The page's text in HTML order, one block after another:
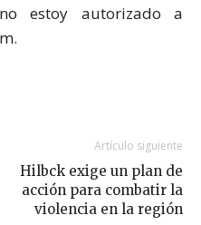
estoy autorizado a
Artículo siguiente
Hilbck exige un plan de
acción para combatir la
violencia en la región